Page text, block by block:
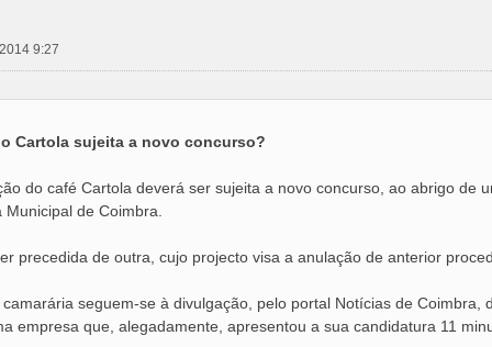
9:27
Cartola sujeita a novo concurso?
do café Cartola deverá ser sujeita a novo concurso, ao abrigo de
de Coimbra.
precedida de outra, cujo projecto visa a anulação de anterior
seguem-se à divulgação, pelo portal Notícias de Coimbra,
empresa que, alegadamente, apresentou a sua candidatura 11